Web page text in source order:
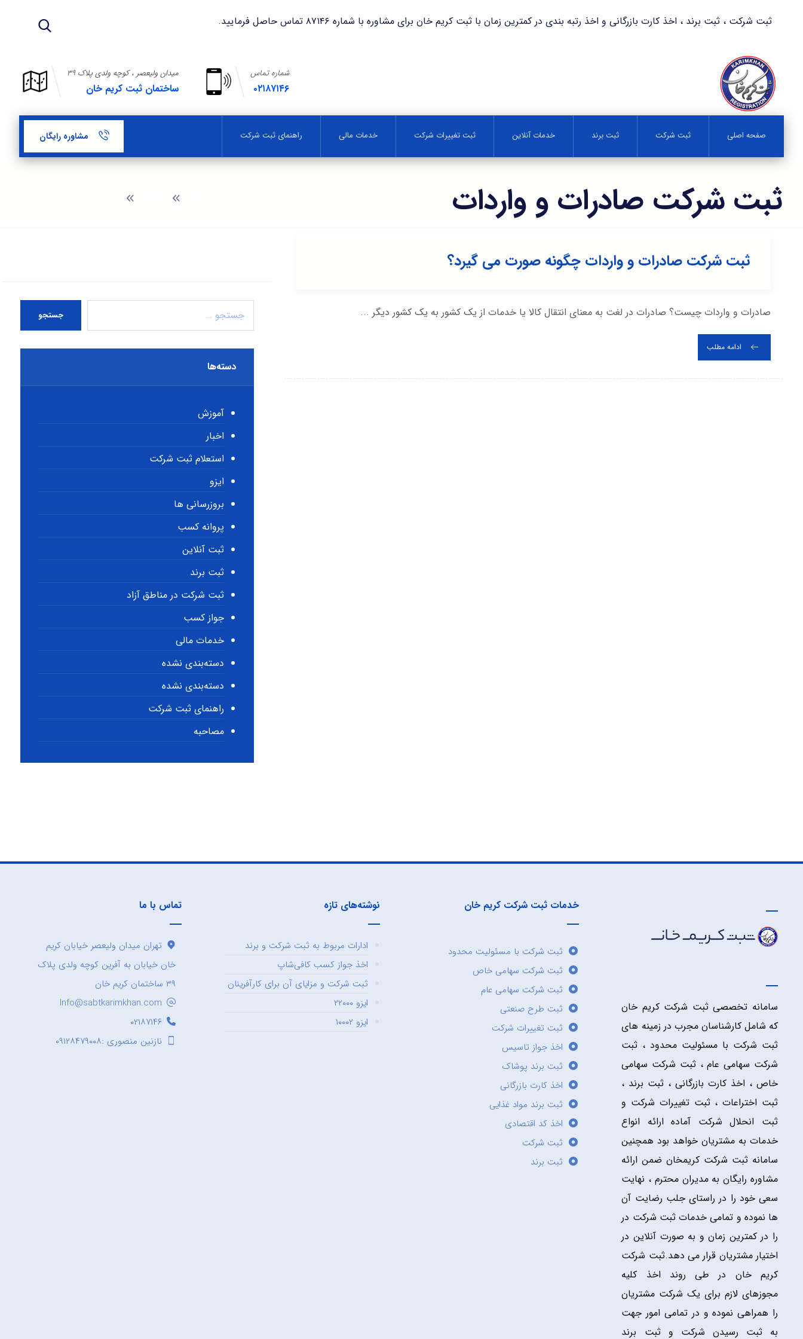
ثبت شرکت ، ثبت برند ، اخذ کارت بازرگانی و اخذ رتبه بندی در کمترین زمان با ثبت کریم خان برای مشاوره با شماره ۸۷۱۴۶ تماس حاصل فرمایید.
میدان ولیعصر ، کوچه ولدی پلاک ۳۹
ساختمان ثبت کریم خان
شماره تماس
۰۲۱۸۷۱۴۶
صفحه اصلی ثبت شرکت ثبت برند خدمات آنلاین ثبت تغییرات شرکت خدمات مالی راهنمای ثبت شرکت مشاوره رایگان
ثبت شرکت صادرات و واردات
ثبت شرکت صادرات و واردات چگونه صورت می گیرد؟
صادرات و واردات چیست؟ صادرات در لغت به معنای انتقال کالا یا خدمات از یک کشور به یک کشور دیگر ...
ادامه مطلب
جستجو
دسته‌ها
آموزش
اخبار
استعلام ثبت شرکت
ایزو
بروزرسانی ها
پروانه کسب
ثبت آنلاین
ثبت برند
ثبت شرکت در مناطق آزاد
جواز کسب
خدمات مالی
دسته‌بندی نشده
دسته‌بندی نشده
راهنمای ثبت شرکت
مصاحبه
سامانه تخصصی ثبت شرکت کریم خان
که شامل کارشناسان مجرب در زمینه های
ثبت شرکت با مسئولیت محدود ، ثبت
شرکت سهامی عام ، ثبت شرکت سهامی
خاص ، اخذ کارت بازرگانی ، ثبت برند ،
ثبت اختراعات ، ثبت تغییرات شرکت و
ثبت انحلال شرکت آماده ارائه انواع
خدمات به مشتریان خواهد بود همچنین
سامانه ثبت شرکت کریمخان ضمن ارائه
مشاوره رایگان به مدیران محترم ، نهایت
سعی خود را در راستای جلب رضایت آن
ها نموده و تمامی خدمات ثبت شرکت در
را در کمترین زمان و به صورت آنلاین در
اختیار مشتریان قرار می دهد.ثبت شرکت
کریم خان در طی روند اخذ کلیه
مجوزهای لازم برای یک شرکت مشتریان
را همراهی نموده و در تمامی امور جهت
به ثبت رسیدن شرکت و ثبت برند
خدمات ثبت شرکت کریم خان
ثبت شرکت با مسئولیت محدود
ثبت شرکت سهامی خاص
ثبت شرکت سهامی عام
ثبت طرح صنعتی
ثبت تغییرات شرکت
اخذ جواز تاسیس
ثبت برند پوشاک
اخذ کارت بازرگانی
ثبت برند مواد غذایی
اخذ کد اقتصادی
ثبت شرکت
ثبت برند
نوشته‌های تازه
ادارات مربوط به ثبت شرکت و برند
اخذ جواز کسب کافی‌شاپ
ثبت شرکت و مزایای آن برای کارآفرینان
ایزو ۲۲۰۰۰
ایزو ۱۰۰۰۲
تماس با ما
تهران میدان ولیعصر خیابان کریم
خان خیابان به آفرین کوچه ولدی پلاک
۳۹ ساختمان کریم خان
Info@sabtkarimkhan.com
۰۲۱۸۷۱۴۶
نازنین منصوری :۰۹۱۲۸۴۷۹۰۰۸